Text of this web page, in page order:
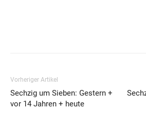
Vorheriger Artikel
Sechzig um Sieben: Gestern +
vor 14 Jahren + heute